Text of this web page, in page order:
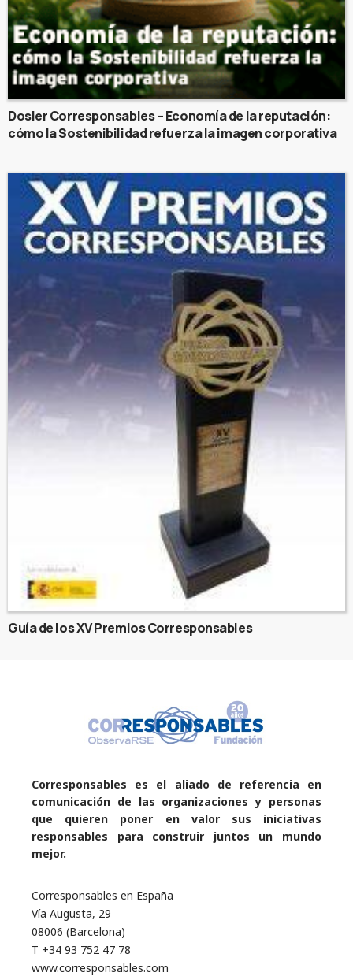
Dosier Corresponsables – Economía de la reputación:
cómo la Sostenibilidad refuerza la imagen corporativa
Guía de los XV Premios Corresponsables
Corresponsables es el aliado de referencia en
comunicación de las organizaciones y personas
que quieren poner en valor sus iniciativas
responsables para construir juntos un mundo
mejor.
Corresponsables en España
Vía Augusta, 29
08006 (Barcelona)
T +34 93 752 47 78
www.corresponsables.com